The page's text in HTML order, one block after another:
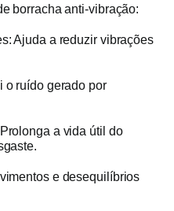
borracha anti-vibração:
Ajuda a reduzir vibrações
o ruído gerado por
a vida útil do
e desequilíbrios